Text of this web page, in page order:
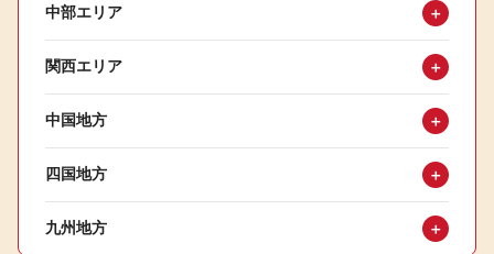
中部エリア ＋
関西エリア ＋
中国地方 ＋
四国地方 ＋
九州地方 ＋